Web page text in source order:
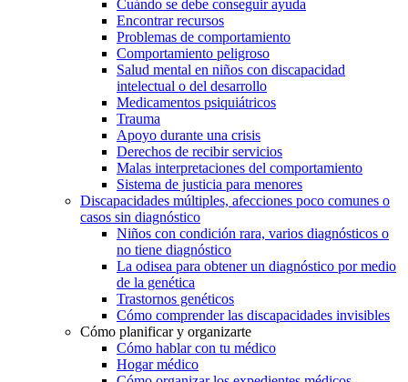
Cuándo se debe conseguir ayuda
Encontrar recursos
Problemas de comportamiento
Comportamiento peligroso
Salud mental en niños con discapacidad
intelectual o del desarrollo
Medicamentos psiquiátricos
Trauma
Apoyo durante una crisis
Derechos de recibir servicios
Malas interpretaciones del comportamiento
Sistema de justicia para menores
Discapacidades múltiples, afecciones poco comunes o
casos sin diagnóstico
Niños con condición rara, varios diagnósticos o
no tiene diagnóstico
La odisea para obtener un diagnóstico por medio
de la genética
Trastornos genéticos
Cómo comprender las discapacidades invisibles
Cómo planificar y organizarte
Cómo hablar con tu médico
Hogar médico